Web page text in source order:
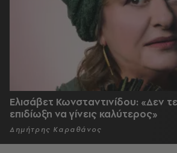
Ελισάβετ Κωνσταντινίδου: «Δεν
επιδίωξη να γίνεις καλύτερος»
Δημήτρης Καραθάνος